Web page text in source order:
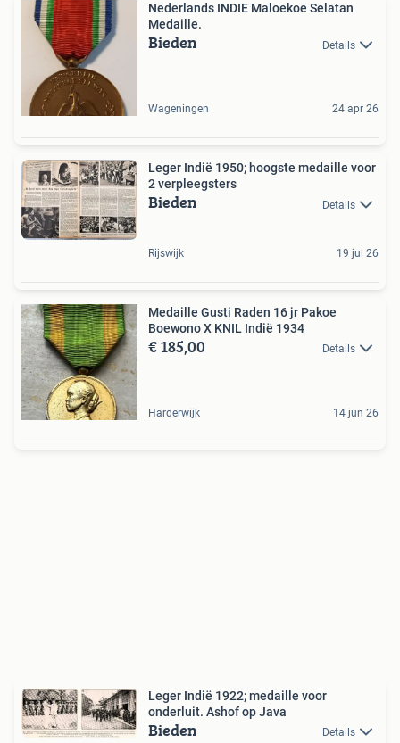
Nederlands INDIE Maloekoe Selatan
Medaille.
Bieden Details
Wageningen 24 apr 26
Leger Indië 1950; hoogste medaille voor
2 verpleegsters
Bieden Details
Rijswijk 19 jul 26
Medaille Gusti Raden 16 jr Pakoe
Boewono X KNIL Indië 1934
€ 185,00 Details
Harderwijk 14 jun 26
Leger Indië 1922; medaille voor
onderluit. Ashof op Java
Bieden Details